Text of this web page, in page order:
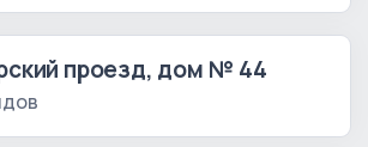
проезд, дом № 44